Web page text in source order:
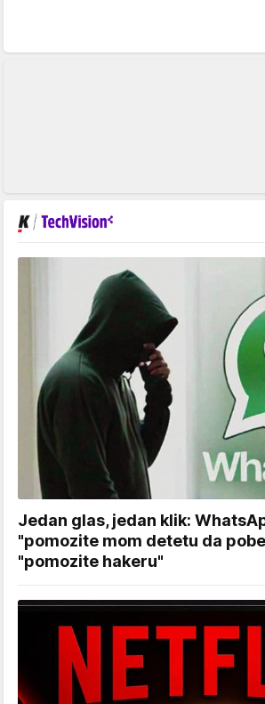
Jedan glas, jedan klik:
"pomozite mom detetu da
"pomozite hakeru"